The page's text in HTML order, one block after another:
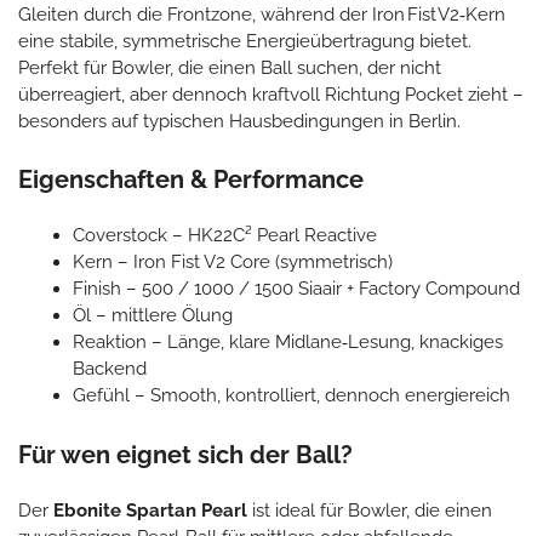
Gleiten durch die Frontzone, während der Iron Fist V2‑Kern
eine stabile, symmetrische Energieübertragung bietet.
Perfekt für Bowler, die einen Ball suchen, der nicht
überreagiert, aber dennoch kraftvoll Richtung Pocket zieht –
besonders auf typischen Hausbedingungen in Berlin.
Eigenschaften & Performance
Coverstock – HK22C² Pearl Reactive
Kern – Iron Fist V2 Core (symmetrisch)
Finish – 500 / 1000 / 1500 Siaair + Factory Compound
Öl – mittlere Ölung
Reaktion – Länge, klare Midlane‑Lesung, knackiges
Backend
Gefühl – Smooth, kontrolliert, dennoch energiereich
Für wen eignet sich der Ball?
Der Ebonite Spartan Pearl ist ideal für Bowler, die einen